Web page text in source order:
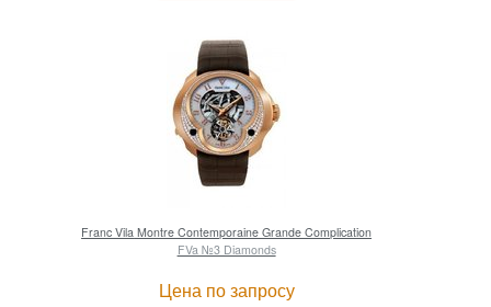
Franc Vila Montre Contemporaine Grande Complication
FVa №3 Diamonds
Цена по запросу